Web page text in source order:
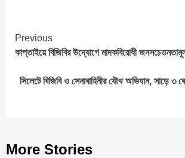
Continue
Reading
Previous
কাপ্তাইয়ে বিজিবির উদ্যোগে মাদকবিরোধী
সিলেটে বিজিবি ও সেনাবাহিনীর যৌথ অভিযান, সাড়ে ৩
More Stories